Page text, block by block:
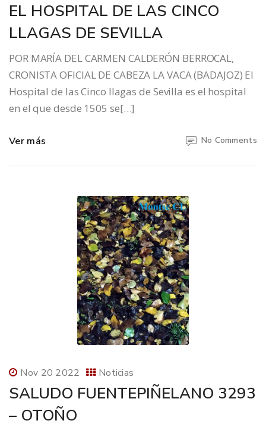
EL HOSPITAL DE LAS CINCO
LLAGAS DE SEVILLA
POR MARÍA DEL CARMEN CALDERÓN BERROCAL,
CRONISTA OFICIAL DE CABEZA LA VACA (BADAJOZ) El
Hospital de las Cinco llagas de Sevilla es el hospital
en el que desde 1505 se[…]
Ver más No Comments
Nov 20 2022 Noticias
SALUDO FUENTEPIÑELANO 3293
– OTOÑO